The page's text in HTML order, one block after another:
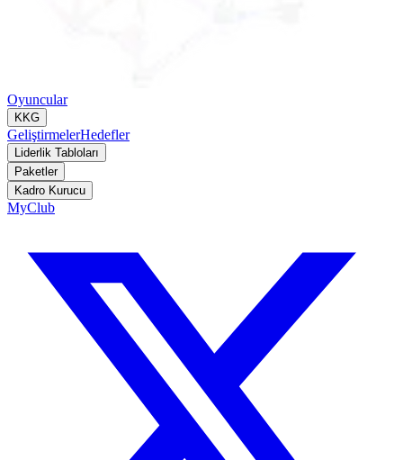
Oyuncular
KKG
GeliştirmelerHedefler
Liderlik Tabloları
Paketler
Kadro Kurucu
MyClub